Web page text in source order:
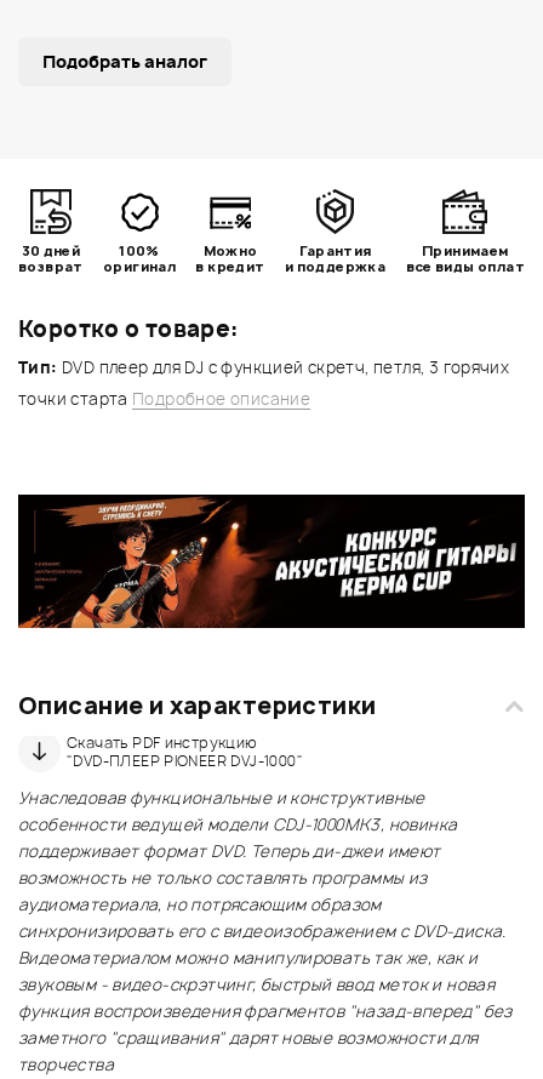
Коротко о товаре:
Тип: DVD плеер для DJ c функцией скретч, петля, 3 горячих
точки старта Подробное описание
Подобрать аналог
30 дней
возврат
100%
оригинал
Можно
в кредит
Гарантия
и поддержка
Принимаем
все виды оплат
Описание и характеристики
Скачать PDF инструкцию
"DVD-ПЛЕЕР PIONEER DVJ-1000"
Унаследовав функциональные и конструктивные
особенности ведущей модели CDJ-1000MK3, новинка
поддерживает формат DVD. Теперь ди-джеи имеют
возможность не только составлять программы из
аудиоматериала, но потрясающим образом
синхронизировать его с видеоизображением с DVD-диска.
Видеоматериалом можно манипулировать так же, как и
звуковым - видео-скрэтчинг, быстрый ввод меток и новая
функция воспроизведения фрагментов "назад-вперед" без
заметного "сращивания" дарят новые возможности для
творчества